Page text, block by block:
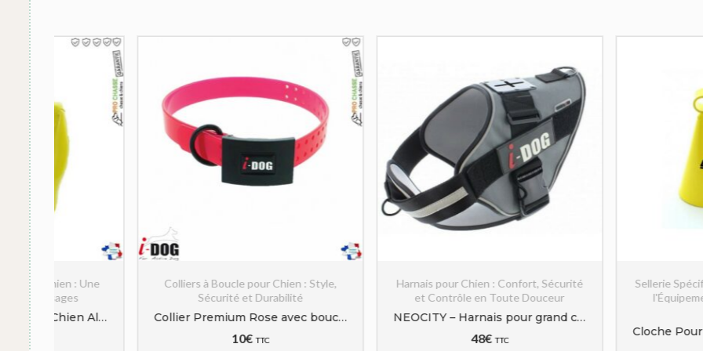
Colliers à Boucle pour Chien : Style,
Sécurité et Durabilité
Collier Premium Rose avec boucle de protection pour Chien | Idog
Harnais pour Chien : Confort, Sécurité
et Contrôle en Toute Douceur
NEOCITY – Harnais pour grand chien
Sellerie Spécifique pour Chien
l'Équipement Adapté à